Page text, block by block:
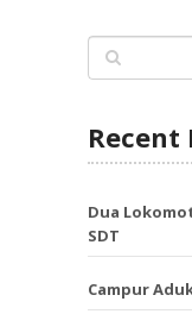
Recent
Dua
SDT
Campur